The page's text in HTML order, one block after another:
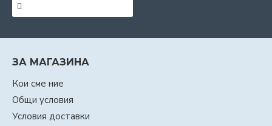
ЗА МАГАЗИНА
Кои сме ние
Общи условия
Условия доставки